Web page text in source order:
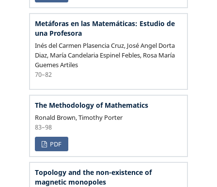
Metáforas en las Matemáticas: Estudio de
una Profesora
Inés del Carmen Plasencia Cruz, José Angel Dorta
Diaz, María Candelaria Espinel Febles, Rosa María
Guemes Artiles
70–82
The Methodology of Mathematics
Ronald Brown, Timothy Porter
83–98
PDF
Topology and the non-existence of
magnetic monopoles